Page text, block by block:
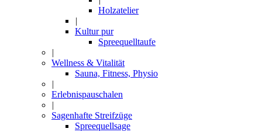
Holzatelier
|
Kultur pur
Spreequelltaufe
|
Wellness & Vitalität
Sauna, Fitness, Physio
|
Erlebnispauschalen
|
Sagenhafte Streifzüge
Spreequellsage